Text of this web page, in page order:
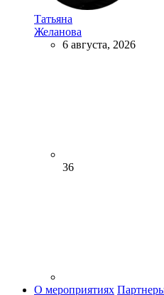
Татьяна
Желанова
6 августа, 2026
36
О мероприятиях